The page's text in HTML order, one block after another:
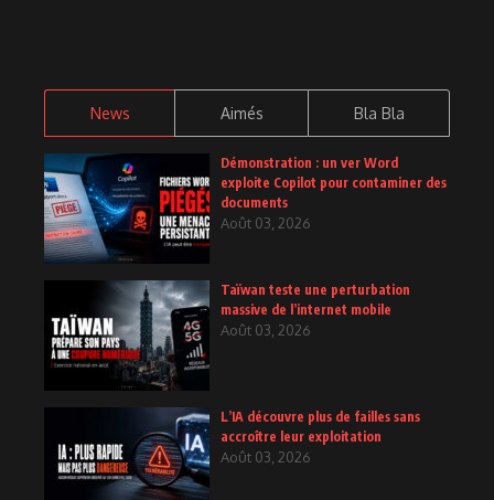
News Aimés Bla Bla
Démonstration : un ver Word
exploite Copilot pour contaminer des
documents
Août 03, 2026
Taïwan teste une perturbation
massive de l’internet mobile
Août 03, 2026
L’IA découvre plus de failles sans
accroître leur exploitation
Août 03, 2026